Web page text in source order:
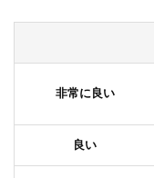
非常に良い
良い